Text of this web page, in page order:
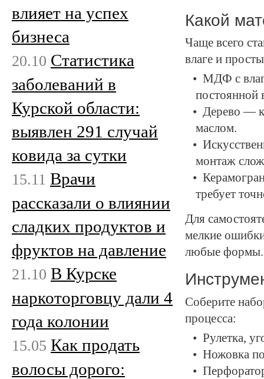
Какой
Чаще всего
влаге и
МДФ с
постоянной
Дерево —
маслом.
монтаж
требует
Для
мелкие
любые формы.
Соберите
процесса:
Рулетка,
Ножовка
влияет на успех
бизнеса
20.10 Статистика
заболеваний в
Курской области:
выявлен 291 случай
ковида за сутки
15.11 Врачи
рассказали о влиянии
сладких продуктов и
фруктов на давление
21.10 В Курске
наркоторговцу дали 4
года колонии
15.05 Как продать
волосы дорого: